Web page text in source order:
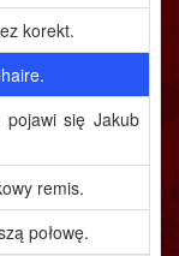
korekt.
się Jakub
remis.
połowę.